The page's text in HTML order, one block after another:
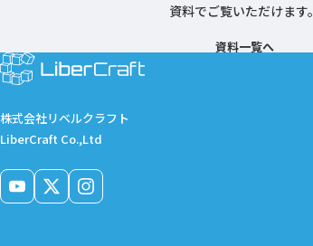
資料でご覧いただけます。
資料一覧へ
株式会社リベルクラフト
LiberCraft Co.,Ltd